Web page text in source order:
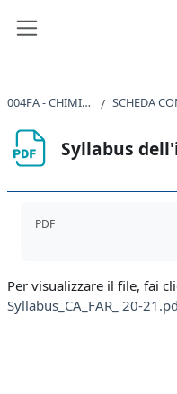
004FA - CHIMICA ANALITICA 2020
Syllabus
PDF
Per visualizzare il file, fai
Syllabus_CA_FAR_ 20-